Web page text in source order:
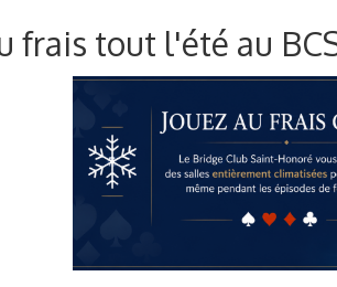
frais tout l'été au